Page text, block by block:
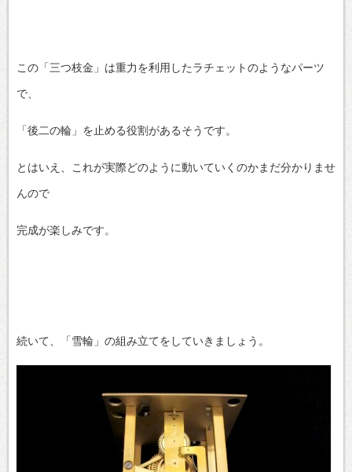
この「三つ枝金」は重力を利用したラチェットのようなパーツ
で、
「後二の輪」を止める役割があるそうです。
とはいえ、これが実際どのように動いていくのかまだ分かりませ
んので
完成が楽しみです。
続いて、「雪輪」の組み立てをしていきましょう。